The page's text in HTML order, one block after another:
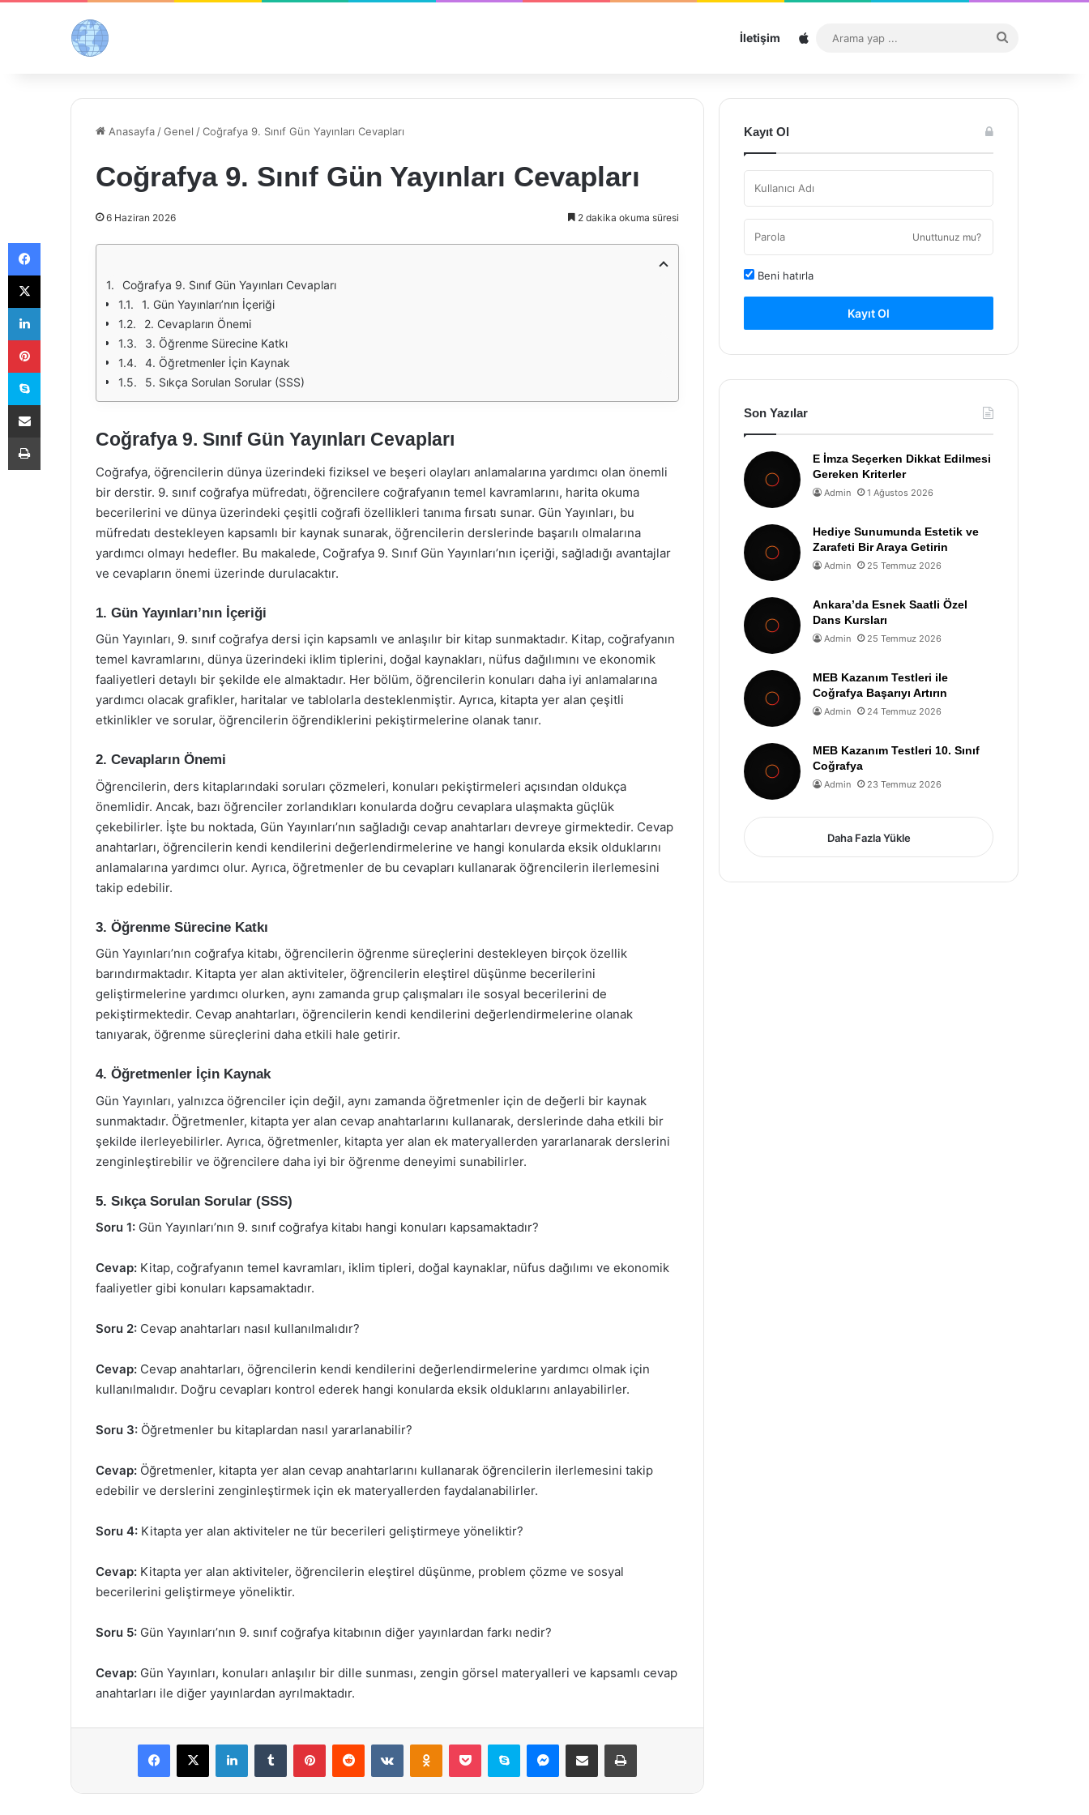
İletişim Sitemap
...
Anasayfa /Genel /Coğrafya 9. Sınıf Gün Yayınları Cevapları
Coğrafya 9. Sınıf Gün Yayınları Cevapları
6 Haziran 2026 2 dakika okuma süresi
Coğrafya 9. Sınıf Gün Yayınları Cevapları
1. Gün Yayınları’nın İçeriği
2. Cevapların Önemi
3. Öğrenme Sürecine Katkı
4. Öğretmenler İçin Kaynak
5. Sıkça Sorulan Sorular (SSS)
Coğrafya 9. Sınıf Gün Yayınları Cevapları
Coğrafya, öğrencilerin dünya üzerindeki fiziksel ve beşeri olayları anlamalarına yardımcı olan önemli
bir derstir. 9. sınıf coğrafya müfredatı, öğrencilere coğrafyanın temel kavramlarını, harita okuma
becerilerini ve dünya üzerindeki çeşitli coğrafi özellikleri tanıma fırsatı sunar. Gün Yayınları, bu
müfredatı destekleyen kapsamlı bir kaynak sunarak, öğrencilerin derslerinde başarılı olmalarına
yardımcı olmayı hedefler. Bu makalede, Coğrafya 9. Sınıf Gün Yayınları’nın içeriği, sağladığı avantajlar
ve cevapların önemi üzerinde durulacaktır.
1. Gün Yayınları’nın İçeriği
Gün Yayınları, 9. sınıf coğrafya dersi için kapsamlı ve anlaşılır bir kitap sunmaktadır. Kitap, coğrafyanın
temel kavramlarını, dünya üzerindeki iklim tiplerini, doğal kaynakları, nüfus dağılımını ve ekonomik
faaliyetleri detaylı bir şekilde ele almaktadır. Her bölüm, öğrencilerin konuları daha iyi anlamalarına
yardımcı olacak grafikler, haritalar ve tablolarla desteklenmiştir. Ayrıca, kitapta yer alan çeşitli
etkinlikler ve sorular, öğrencilerin öğrendiklerini pekiştirmelerine olanak tanır.
2. Cevapların Önemi
Öğrencilerin, ders kitaplarındaki soruları çözmeleri, konuları pekiştirmeleri açısından oldukça
önemlidir. Ancak, bazı öğrenciler zorlandıkları konularda doğru cevaplara ulaşmakta güçlük
çekebilirler. İşte bu noktada, Gün Yayınları’nın sağladığı cevap anahtarları devreye girmektedir. Cevap
anahtarları, öğrencilerin kendi kendilerini değerlendirmelerine ve hangi konularda eksik olduklarını
anlamalarına yardımcı olur. Ayrıca, öğretmenler de bu cevapları kullanarak öğrencilerin ilerlemesini
takip edebilir.
3. Öğrenme Sürecine Katkı
Gün Yayınları’nın coğrafya kitabı, öğrencilerin öğrenme süreçlerini destekleyen birçok özellik
barındırmaktadır. Kitapta yer alan aktiviteler, öğrencilerin eleştirel düşünme becerilerini
geliştirmelerine yardımcı olurken, aynı zamanda grup çalışmaları ile sosyal becerilerini de
pekiştirmektedir. Cevap anahtarları, öğrencilerin kendi kendilerini değerlendirmelerine olanak
tanıyarak, öğrenme süreçlerini daha etkili hale getirir.
4. Öğretmenler İçin Kaynak
Gün Yayınları, yalnızca öğrenciler için değil, aynı zamanda öğretmenler için de değerli bir kaynak
sunmaktadır. Öğretmenler, kitapta yer alan cevap anahtarlarını kullanarak, derslerinde daha etkili bir
şekilde ilerleyebilirler. Ayrıca, öğretmenler, kitapta yer alan ek materyallerden yararlanarak derslerini
zenginleştirebilir ve öğrencilere daha iyi bir öğrenme deneyimi sunabilirler.
5. Sıkça Sorulan Sorular (SSS)
Soru 1: Gün Yayınları’nın 9. sınıf coğrafya kitabı hangi konuları kapsamaktadır?
Cevap: Kitap, coğrafyanın temel kavramları, iklim tipleri, doğal kaynaklar, nüfus dağılımı ve ekonomik
faaliyetler gibi konuları kapsamaktadır.
Soru 2: Cevap anahtarları nasıl kullanılmalıdır?
Cevap: Cevap anahtarları, öğrencilerin kendi kendilerini değerlendirmelerine yardımcı olmak için
kullanılmalıdır. Doğru cevapları kontrol ederek hangi konularda eksik olduklarını anlayabilirler.
Soru 3: Öğretmenler bu kitaplardan nasıl yararlanabilir?
Cevap: Öğretmenler, kitapta yer alan cevap anahtarlarını kullanarak öğrencilerin ilerlemesini takip
edebilir ve derslerini zenginleştirmek için ek materyallerden faydalanabilirler.
Soru 4: Kitapta yer alan aktiviteler ne tür becerileri geliştirmeye yöneliktir?
Cevap: Kitapta yer alan aktiviteler, öğrencilerin eleştirel düşünme, problem çözme ve sosyal
becerilerini geliştirmeye yöneliktir.
Soru 5: Gün Yayınları’nın 9. sınıf coğrafya kitabının diğer yayınlardan farkı nedir?
Cevap: Gün Yayınları, konuları anlaşılır bir dille sunması, zengin görsel materyalleri ve kapsamlı cevap
anahtarları ile diğer yayınlardan ayrılmaktadır.
Facebook
X LinkedInTumblr PinterestReddit VKontakteOdnoklassniki
Pocket Skype Messenger
E-Posta ile paylaş Yazdır
Kayıt Ol
Unuttunuz mu?
Beni hatırla
Kayıt Ol
Son Yazılar
E İmza Seçerken Dikkat Edilmesi
Gereken Kriterler
Admin 1 Ağustos 2026
Hediye Sunumunda Estetik ve
Zarafeti Bir Araya Getirin
Admin 25 Temmuz 2026
Ankara’da Esnek Saatli Özel
Dans Kursları
Admin 25 Temmuz 2026
MEB Kazanım Testleri ile
Coğrafya Başarıyı Artırın
Admin 24 Temmuz 2026
MEB Kazanım Testleri 10. Sınıf
Coğrafya
Admin 23 Temmuz 2026
Daha Fazla Yükle
Facebook
X
LinkedIn
Pinterest
Skype
E-Posta ile paylaş